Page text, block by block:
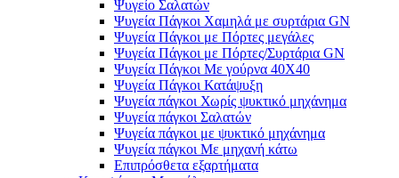
Ψυγείο Σαλατών
Ψυγεία Πάγκοι Χαμηλά με συρτάρια GN
Ψυγεία Πάγκοι με Πόρτες μεγάλες
Ψυγεία Πάγκοι με Πόρτες/Συρτάρια GN
Ψυγεία Πάγκοι Με γούρνα 40Χ40
Ψυγεία Πάγκοι Κατάψυξη
Ψυγεία πάγκοι Χωρίς ψυκτικό μηχάνημα
Ψυγεία πάγκοι Σαλατών
Ψυγεία πάγκοι με ψυκτικό μηχάνημα
Ψυγεία πάγκοι Με μηχανή κάτω
Επιπρόσθετα εξαρτήματα